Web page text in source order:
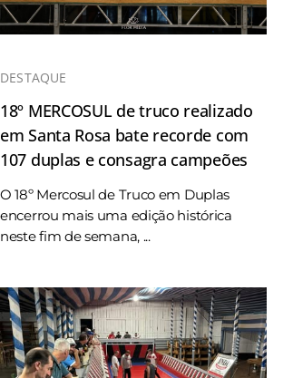
DESTAQUE
18º MERCOSUL de truco realizado
em Santa Rosa bate recorde com
107 duplas e consagra campeões
O 18º Mercosul de Truco em Duplas
encerrou mais uma edição histórica
neste fim de semana, ...